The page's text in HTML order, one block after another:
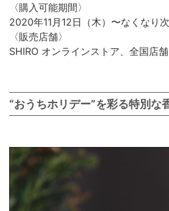
〈購入可能期間〉
2020年11月12日（木）〜なくなり
〈販売店舗〉
SHIRO オンラインストア、全国店舗
“おうちホリデー”を彩る特別な